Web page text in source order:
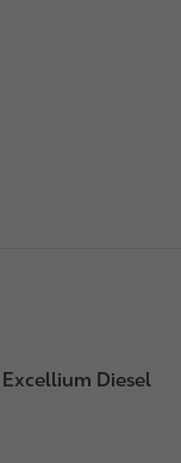
Excellium Diesel